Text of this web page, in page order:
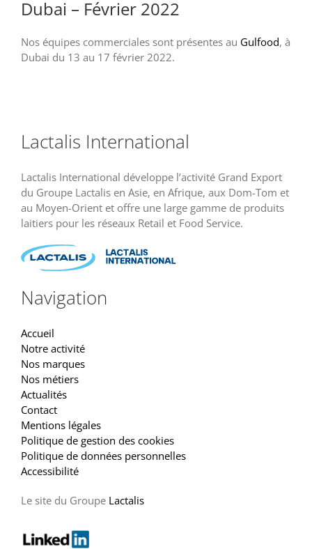
Dubai – Février 2022
Nos équipes commerciales sont présentes au Gulfood, à
Dubai du 13 au 17 février 2022.
Lactalis International
Lactalis International développe l’activité Grand Export
du Groupe Lactalis en Asie, en Afrique, aux Dom-Tom et
au Moyen-Orient et offre une large gamme de produits
laitiers pour les réseaux Retail et Food Service.
Navigation
Accueil
Notre activité
Nos marques
Nos métiers
Actualités
Contact
Mentions légales
Politique de gestion des cookies
Politique de données personnelles
Accessibilité
Le site du Groupe Lactalis